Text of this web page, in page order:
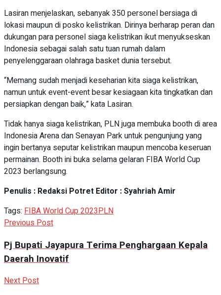
Lasiran menjelaskan, sebanyak 350 personel bersiaga di
lokasi maupun di posko kelistrikan. Dirinya berharap peran dan
dukungan para personel siaga kelistrikan ikut menyukseskan
Indonesia sebagai salah satu tuan rumah dalam
penyelenggaraan olahraga basket dunia tersebut.
“Memang sudah menjadi keseharian kita siaga kelistrikan,
namun untuk event-event besar kesiagaan kita tingkatkan dan
persiapkan dengan baik,” kata Lasiran.
Tidak hanya siaga kelistrikan, PLN juga membuka booth di area
Indonesia Arena dan Senayan Park untuk pengunjung yang
ingin bertanya seputar kelistrikan maupun mencoba keseruan
permainan. Booth ini buka selama gelaran FIBA World Cup
2023 berlangsung.
Penulis : Redaksi Potret Editor : Syahriah Amir
Tags: FIBA World Cup 2023PLN
Previous Post
Pj Bupati Jayapura Terima Penghargaan Kepala
Daerah Inovatif
Next Post